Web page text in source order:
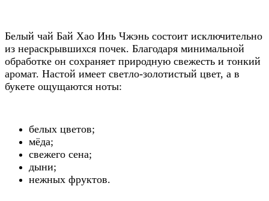
Белый чай Бай Хао Инь Чжэнь состоит исключительно
из нераскрывшихся почек. Благодаря минимальной
обработке он сохраняет природную свежесть и тонкий
аромат. Настой имеет светло-золотистый цвет, а в
букете ощущаются ноты:
белых цветов;
мёда;
свежего сена;
дыни;
нежных фруктов.